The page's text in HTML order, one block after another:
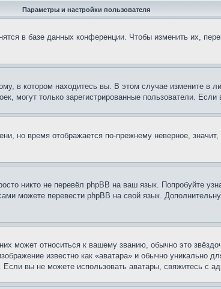
Параметры и настройки пользователя
в базе данных конференции. Чтобы изменить их,
в котором находитесь вы. В этом случае измените в
могут только зарегистрированные пользователи.
но время отображается по-прежнему неверное,
никто не перевёл phpBB на ваш язык. Попробуйте
можете перевести phpBB на свой язык.
может относиться к вашему званию, обычно это
известно как «аватара» и обычно уникально
вы не можете использовать аватары, свяжитесь с